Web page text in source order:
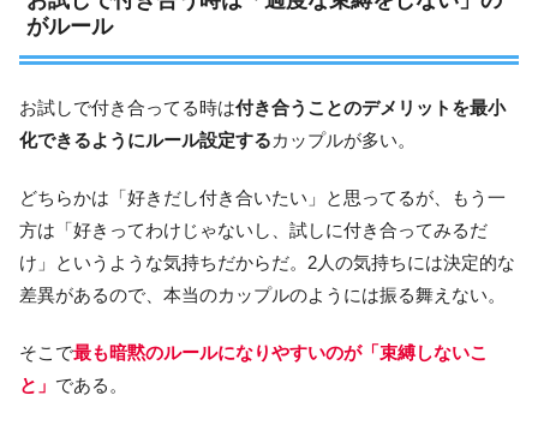
がルール
お試しで付き合ってる時は付き合うことのデメリットを最小
化できるようにルール設定するカップルが多い。
どちらかは「好きだし付き合いたい」と思ってるが、もう一
方は「好きってわけじゃないし、試しに付き合ってみるだ
け」というような気持ちだからだ。2人の気持ちには決定的な
差異があるので、本当のカップルのようには振る舞えない。
そこで最も暗黙のルールになりやすいのが「束縛しないこ
と」 である。